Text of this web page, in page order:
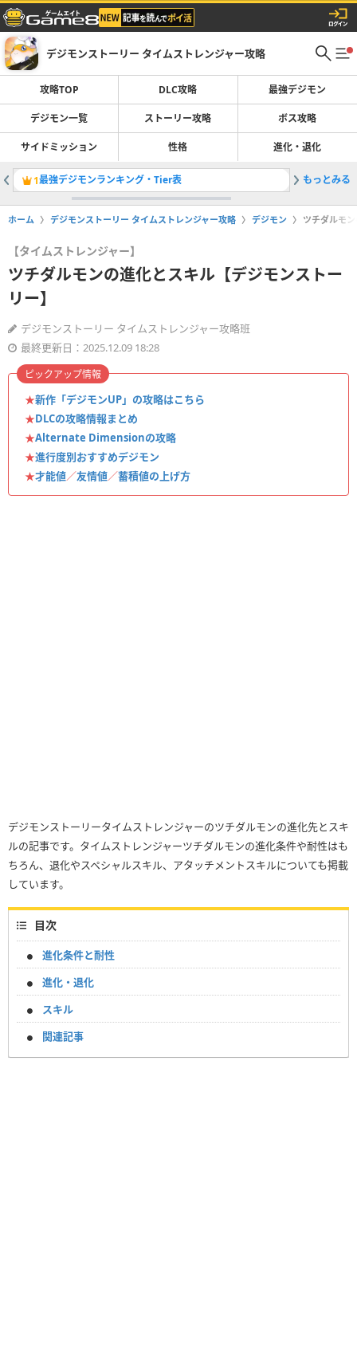
デジモンストーリー タイムストレンジャー攻略
攻略TOP DLC攻略 最強デジモン
デジモン一覧 ストーリー攻略 ボス攻略
サイドミッション 性格 進化・退化
1最強デジモンランキング・Tier表 2登場デ
もっとみる
ホーム デジモンストーリー タイムストレンジャー攻略 デジモン ツチダルモ
【タイムストレンジャー】
ツチダルモンの進化とスキル【デジモンストー
リー】
デジモンストーリー タイムストレンジャー攻略班
最終更新日：2025.12.09 18:28
★新作「デジモンUP」の攻略はこちら
★DLCの攻略情報まとめ
★Alternate Dimensionの攻略
★進行度別おすすめデジモン
★才能値／友情値／蓄積値の上げ方
ピックアップ情報
デジモンストーリータイムストレンジャーのツチダルモンの進化先とスキ
ルの記事です。タイムストレンジャーツチダルモンの進化条件や耐性はも
ちろん、退化やスペシャルスキル、アタッチメントスキルについても掲載
しています。
目次
進化条件と耐性
進化・退化
スキル
関連記事